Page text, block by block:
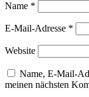
Name *
E-Mail-Adresse *
Website
Name, E-Mail-
meinen nächsten